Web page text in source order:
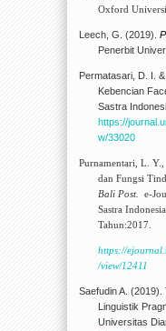
Oxford
Leech, G. (2019).
Penerbit
Permatasari, D. I.
Kebencian
Sastra
https://
w/33020
Purnamentari, L.
dan Fungsi
Bali Post. e-
Sastra
Tahun:2017
https://
/view/12411
Saefudin A. (2019).
Linguistik
Universitas